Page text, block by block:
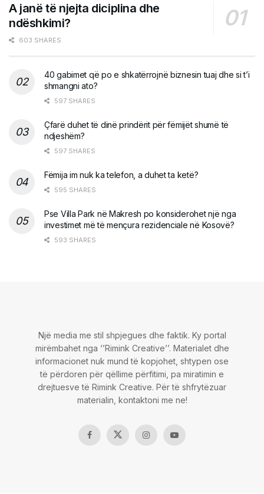
A janë të njejta diciplina dhe
ndëshkimi?
603 SHARES
40 gabimet që po e shkatërrojnë biznesin tuaj dhe si t’i
shmangni ato?
597 SHARES
Çfarë duhet të dinë prindërit për fëmijët shumë të
ndjeshëm?
597 SHARES
Fëmija im nuk ka telefon, a duhet ta ketë?
595 SHARES
Pse Villa Park në Makresh po konsiderohet një nga
investimet më të mençura rezidenciale në Kosovë?
593 SHARES
Një media me stil shpjegues dhe faktik. Ky portal
mirëmbahet nga ‘’Rimink Creative’’. Materialet dhe
informacionet nuk mund të kopjohet, shtypen ose
të përdoren për qëllime përfitimi, pa miratimin e
drejtuesve të Rimink Creative. Për të shfrytëzuar
materialin, kontaktoni me ne!